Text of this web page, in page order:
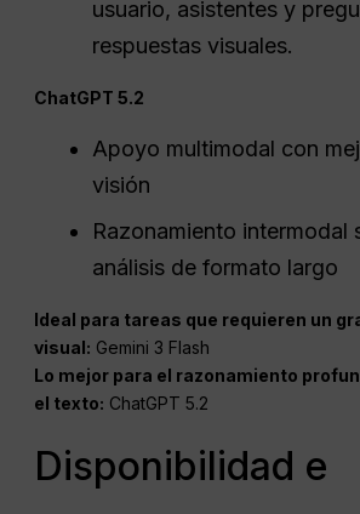
usuario, asistentes y
respuestas visuales.
ChatGPT 5.2
Apoyo multimodal con
visión
Razonamiento intermodal
análisis de formato largo
Ideal para tareas que requieren un
visual: Gemini 3 Flash
Lo mejor para el razonamiento
el texto: ChatGPT 5.2
Disponibilidad e